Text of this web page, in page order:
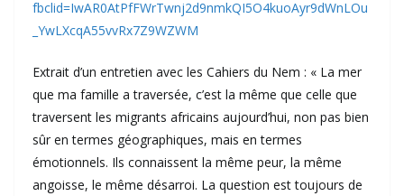
fbclid=IwAR0AtPfFWrTwnj2d9nmkQI5O4kuoAyr9dWnLOu
_YwLXcqA55vvRx7Z9WZWM
Extrait d’un entretien avec les Cahiers du Nem : « La mer
que ma famille a traversée, c’est la même que celle que
traversent les migrants africains aujourd’hui, non pas bien
sûr en termes géographiques, mais en termes
émotionnels. Ils connaissent la même peur, la même
angoisse, le même désarroi. La question est toujours de